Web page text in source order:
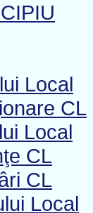
Local
CL
Local
CL
CL
Local